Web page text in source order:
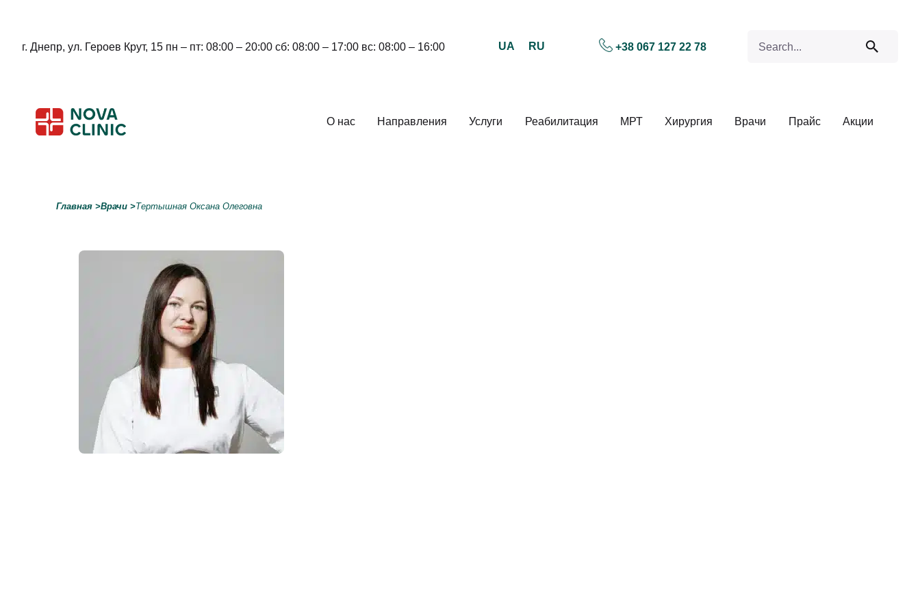
г. Днепр, ул. Героев Крут, 15 пн – пт: 08:00 – 20:00 сб: 08:00 – 17:00 вс: 08:00 – 16:00 UA RU +38 067 127 22 78
О нас
Направления Услуги Реабилитация МРТ Хирургия Врачи Прайс Акции
Главная >Врачи >Тертышная Оксана Олеговна